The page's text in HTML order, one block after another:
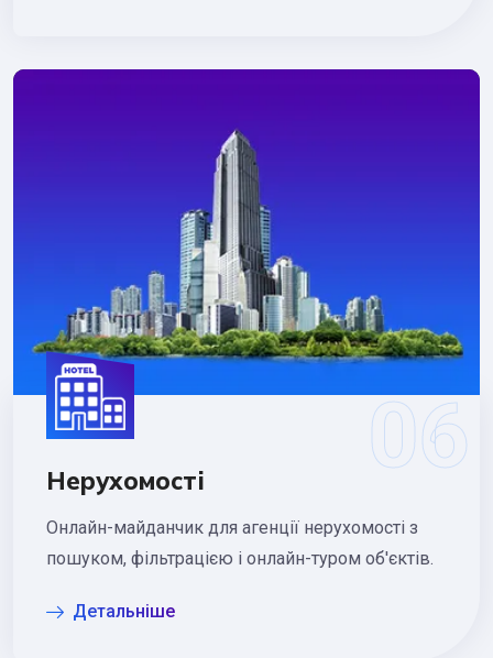
Нерухомості
Онлайн-майданчик для агенції нерухомості з
пошуком, фільтрацією і онлайн-туром об'єктів.
Детальніше